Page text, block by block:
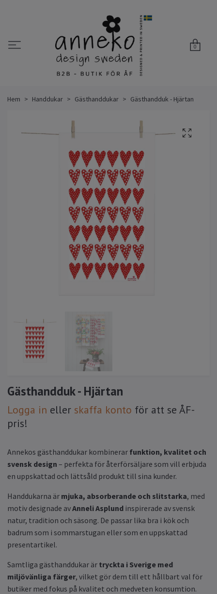
0
Hem Handdukar Gästhanddukar Gästhandduk - Hjärtan
Gästhandduk - Hjärtan
Logga in eller skaffa konto för att se ÅF-
pris!
Annekos gästhanddukar kombinerar funktion, kvalitet och
svensk design – perfekta för återförsäljare som vill erbjuda
en uppskattad och lättsåld produkt till sina kunder.
Handdukarna är mjuka, absorberande och slitstarka, med
motiv designade avAnneli Asplund inspirerade av svensk
natur, tradition och säsong. De passar lika bra i kök och
badrum som i sommarstugan eller som en uppskattad
presentartikel.
Samtliga gästhanddukar är tryckta i Sverige med
miljövänliga färger, vilket gör dem till ett hållbart val för
butiker med fokus på kvalitet och medveten konsumtion.